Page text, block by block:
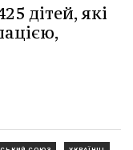
дітей, які